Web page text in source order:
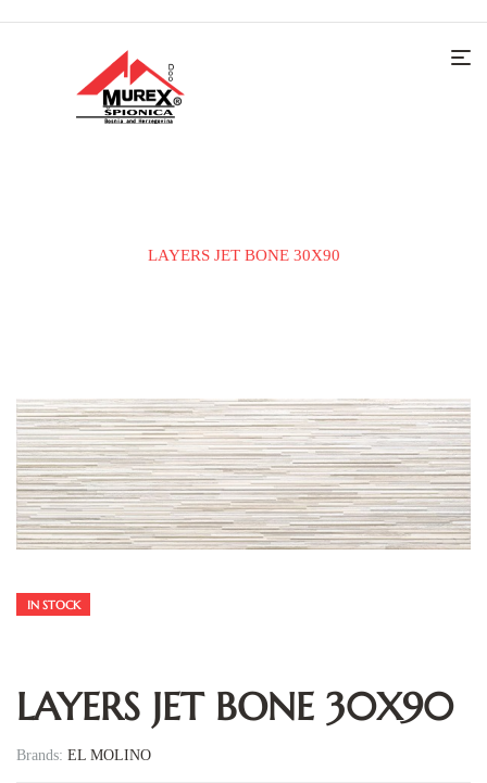
LAYERS JET BONE 30X90
IN STOCK
LAYERS JET BONE 30X90
Brands: EL MOLINO